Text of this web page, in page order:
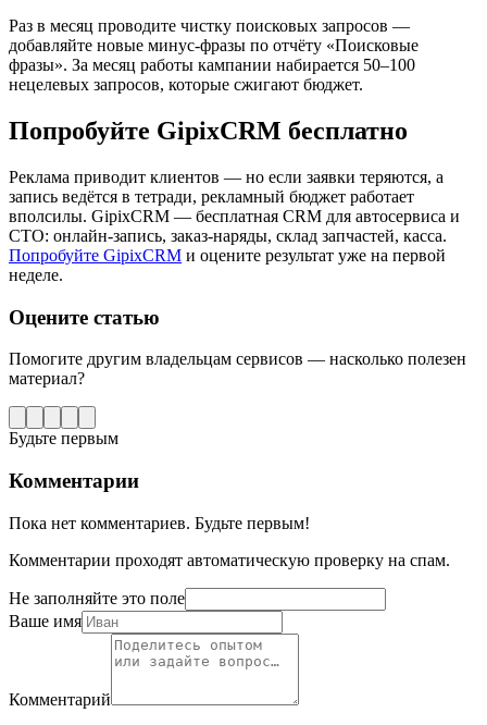
Раз в месяц проводите чистку поисковых запросов —
добавляйте новые минус-фразы по отчёту «Поисковые
фразы». За месяц работы кампании набирается 50–100
нецелевых запросов, которые сжигают бюджет.
Попробуйте GipixCRM бесплатно
Реклама приводит клиентов — но если заявки теряются, а
запись ведётся в тетради, рекламный бюджет работает
вполсилы. GipixCRM — бесплатная CRM для автосервиса и
СТО: онлайн-запись, заказ-наряды, склад запчастей, касса.
Попробуйте GipixCRM и оцените результат уже на первой
неделе.
Оцените статью
Помогите другим владельцам сервисов — насколько полезен
материал?
Будьте первым
Комментарии
Пока нет комментариев. Будьте первым!
Комментарии проходят автоматическую проверку на спам.
Не заполняйте это поле
Ваше имя
Комментарий